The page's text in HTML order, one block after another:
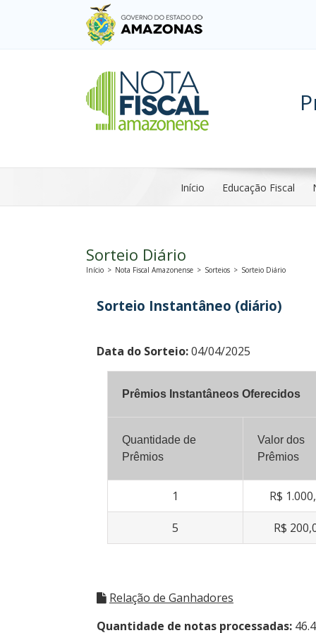
Início Educação Fiscal
Sorteio Diário
Início > Nota Fiscal Amazonense > Sorteios > Sorteio Diário
Sorteio Instantâneo (diário)
Data do Sorteio:04/04/2025
Prêmios Instantâneos Oferecidos
Quantidade de
Prêmios
Valor dos
Prêmios
1 R$
5 R$
Relação de Ganhadores
Quantidade de notas processadas: